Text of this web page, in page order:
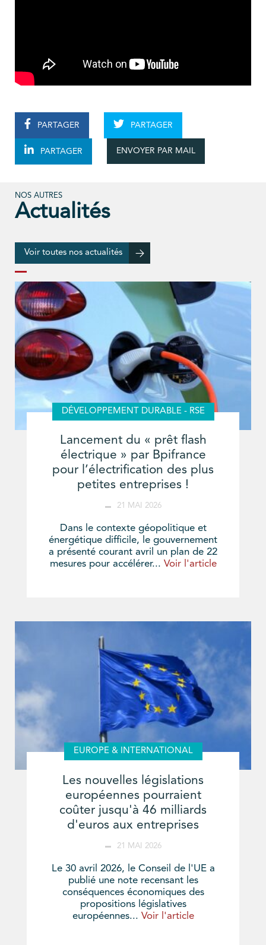
PARTAGER PARTAGER
PARTAGER ENVOYER PAR MAIL
NOS AUTRES
Actualités
Voir toutes nos actualités
DÉVELOPPEMENT DURABLE - RSE
Lancement du « prêt flash
électrique » par Bpifrance
pour l’électrification des plus
petites entreprises !
21 MAI 2026
Dans le contexte géopolitique et
énergétique difficile, le gouvernement
a présenté courant avril un plan de 22
mesures pour accélérer... Voir l'article
EUROPE & INTERNATIONAL
Les nouvelles législations
européennes pourraient
coûter jusqu'à 46 milliards
d'euros aux entreprises
21 MAI 2026
Le 30 avril 2026, le Conseil de l'UE a
publié une note recensant les
conséquences économiques des
propositions législatives
européennes... Voir l'article